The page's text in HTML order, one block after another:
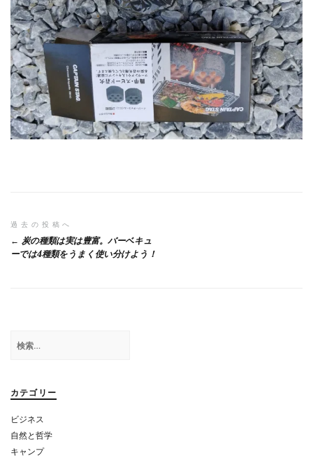
投
稿
ー
ョ
ン
過去の投稿へ
炭の種類は実は豊富。バーベキュ
ーでは4種類をうまく使い分けよう！
索:
カテゴリー
ビジネス
自然と哲学
キャンプ